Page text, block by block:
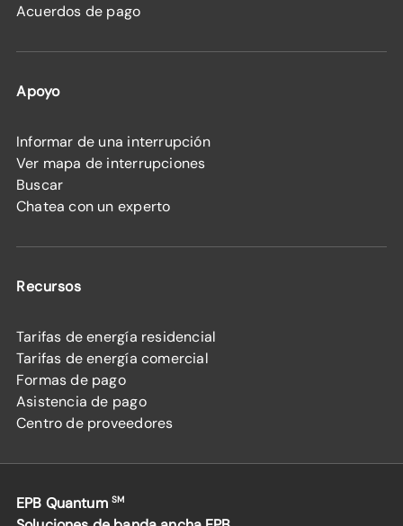
Acuerdos de pago
Apoyo
Informar de una interrupción
Ver mapa de interrupciones
Buscar
Chatea con un experto
Recursos
Tarifas de energía residencial
Tarifas de energía comercial
Formas de pago
Asistencia de pago
Centro de proveedores
EPB Quantum SM